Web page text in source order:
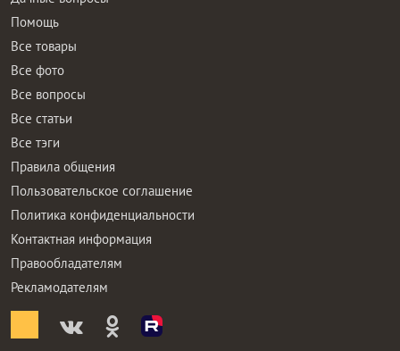
Помощь
Все товары
Все фото
Все вопросы
Все статьи
Все тэги
Правила общения
Пользовательское соглашение
Политика конфиденциальности
Контактная информация
Правообладателям
Рекламодателям